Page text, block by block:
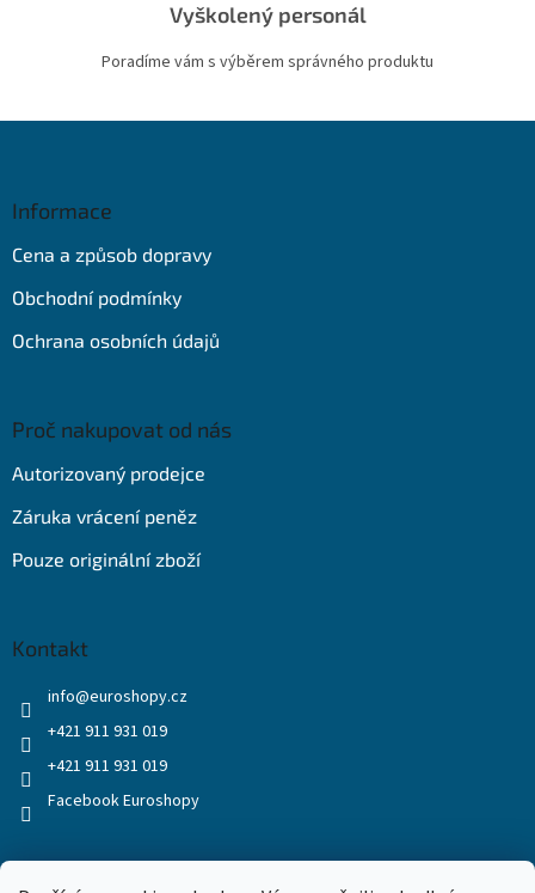
Vyškolený personál
Poradíme vám s výběrem správného produktu
Informace
Cena a způsob dopravy
Obchodní podmínky
Ochrana osobních údajů
Proč nakupovat od nás
Autorizovaný prodejce
Záruka vrácení peněz
Pouze originální zboží
Kontakt
info@euroshopy.cz
+421 911 931 019
+421 911 931 019
Facebook Euroshopy